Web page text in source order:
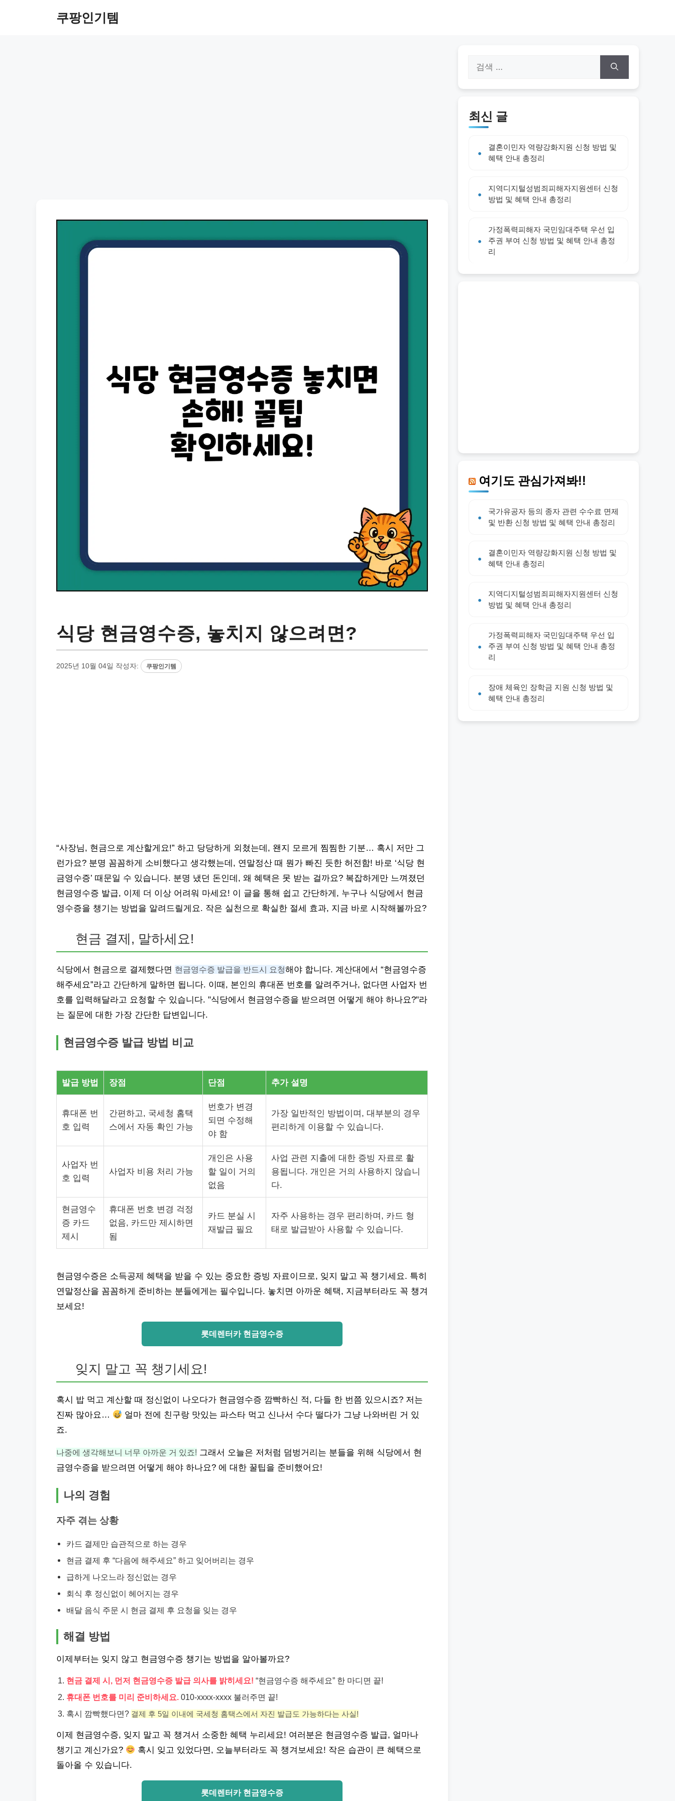
쿠팡인기템
식당 현금영수증, 놓치지 않으려면?
2025년 10월 04일 작성자: 쿠팡인기템
“사장님, 현금으로 계산할게요!” 하고 당당하게 외쳤는데, 왠지 모르게 찜찜한 기분… 혹시 저만 그
런가요? 분명 꼼꼼하게 소비했다고 생각했는데, 연말정산 때 뭔가 빠진 듯한 허전함! 바로 ‘식당 현
금영수증’ 때문일 수 있습니다. 분명 냈던 돈인데, 왜 혜택은 못 받는 걸까요? 복잡하게만 느껴졌던
현금영수증 발급, 이제 더 이상 어려워 마세요! 이 글을 통해 쉽고 간단하게, 누구나 식당에서 현금
영수증을 챙기는 방법을 알려드릴게요. 작은 실천으로 확실한 절세 효과, 지금 바로 시작해볼까요?
현금 결제, 말하세요!
식당에서 현금으로 결제했다면 현금영수증 발급을 반드시 요청해야 합니다. 계산대에서 “현금영수증
해주세요”라고 간단하게 말하면 됩니다. 이때, 본인의 휴대폰 번호를 알려주거나, 없다면 사업자 번
호를 입력해달라고 요청할 수 있습니다.
식당에서 현금영수증을 받으려면 어떻게 해야 하나요? 라
는 질문에 대한 가장 간단한 답변입니다.
현금영수증 발급 방법 비교
발급 방법 장점 단점 추가 설명
휴대폰 번
호 입력
간편하고, 국세청 홈택
스에서 자동 확인 가능
번호가 변경
되면 수정해
야 함
가장 일반적인 방법이며, 대부분의 경우
편리하게 이용할 수 있습니다.
사업자 번
호 입력
사업자 비용 처리 가능
개인은 사용
할 일이 거의
없음
사업 관련 지출에 대한 증빙 자료로 활
용됩니다. 개인은 거의 사용하지 않습니
다.
현금영수
증 카드
제시
휴대폰 번호 변경 걱정
없음, 카드만 제시하면
됨
카드 분실 시
재발급 필요
자주 사용하는 경우 편리하며, 카드 형
태로 발급받아 사용할 수 있습니다.
현금영수증은 소득공제 혜택을 받을 수 있는 중요한 증빙 자료이므로, 잊지 말고 꼭 챙기세요. 특히
연말정산을 꼼꼼하게 준비하는 분들에게는 필수입니다. 놓치면 아까운 혜택, 지금부터라도 꼭 챙겨
보세요!
롯데렌터카 현금영수증
잊지 말고 꼭 챙기세요!
혹시 밥 먹고 계산할 때 정신없이 나오다가 현금영수증 깜빡하신 적, 다들 한 번쯤 있으시죠? 저는
진짜 많아요…
얼마 전에 친구랑 맛있는 파스타 먹고 신나서 수다 떨다가 그냥 나와버린 거 있
죠.
나중에 생각해보니 너무 아까운 거 있죠! 그래서 오늘은 저처럼 덤벙거리는 분들을 위해 식당에서 현
금영수증을 받으려면 어떻게 해야 하나요? 에 대한 꿀팁을 준비했어요!
나의 경험
자주 겪는 상황
카드 결제만 습관적으로 하는 경우
현금 결제 후 “다음에 해주세요” 하고 잊어버리는 경우
급하게 나오느라 정신없는 경우
회식 후 정신없이 헤어지는 경우
배달 음식 주문 시 현금 결제 후 요청을 잊는 경우
해결 방법
이제부터는 잊지 않고 현금영수증 챙기는 방법을 알아볼까요?
현금 결제 시, 먼저 현금영수증 발급 의사를 밝히세요! “현금영수증 해주세요” 한 마디면 끝!
휴대폰 번호를 미리 준비하세요. 010-xxxx-xxxx 불러주면 끝!
혹시 깜빡했다면? 결제 후 5일 이내에 국세청 홈택스에서 자진 발급도 가능하다는 사실!
이제 현금영수증, 잊지 말고 꼭 챙겨서 소중한 혜택 누리세요! 여러분은 현금영수증 발급, 얼마나
챙기고 계신가요?
혹시 잊고 있었다면, 오늘부터라도 꼭 챙겨보세요! 작은 습관이 큰 혜택으로
돌아올 수 있습니다.
롯데렌터카 현금영수증
색:
최신 글
결혼이민자 역량강화지원 신청 방법 및
혜택 안내 총정리
지역디지털성범죄피해자지원센터 신청
방법 및 혜택 안내 총정리
가정폭력피해자 국민임대주택 우선 입
주권 부여 신청 방법 및 혜택 안내 총정
리
여기도 관심가져봐!!
국가유공자 등의 종자 관련 수수료 면제
및 반환 신청 방법 및 혜택 안내 총정리
결혼이민자 역량강화지원 신청 방법 및
혜택 안내 총정리
지역디지털성범죄피해자지원센터 신청
방법 및 혜택 안내 총정리
가정폭력피해자 국민임대주택 우선 입
주권 부여 신청 방법 및 혜택 안내 총정
리
장애 체육인 장학금 지원 신청 방법 및
혜택 안내 총정리